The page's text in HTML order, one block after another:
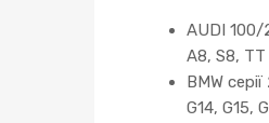
AUDI 100/
A8, S8,
BMW
G14, G15,